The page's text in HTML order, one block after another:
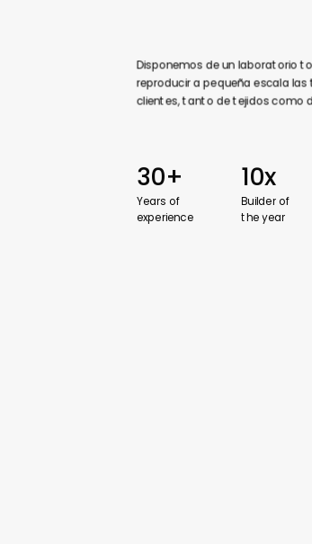
Disponemos de un laboratorio
reproducir a pequeña escala
clientes, tanto de tejidos como
30+
Years of
experience
10x
Builder of
theyear